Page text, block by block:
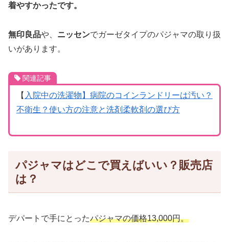
着やすかったです。
無印良品や、 ニッセンでガーゼタイプのパジャマの取り扱
いがあります。
関連記事
【 入院中の洗濯物】病院のコインランドリーは汚い？
不衛生？使い方の注意と洗剤柔軟剤の選び方
パジャマはどこで買えばいい？販売店
は？
デパートで手にとったパジャマの価格13,000円。